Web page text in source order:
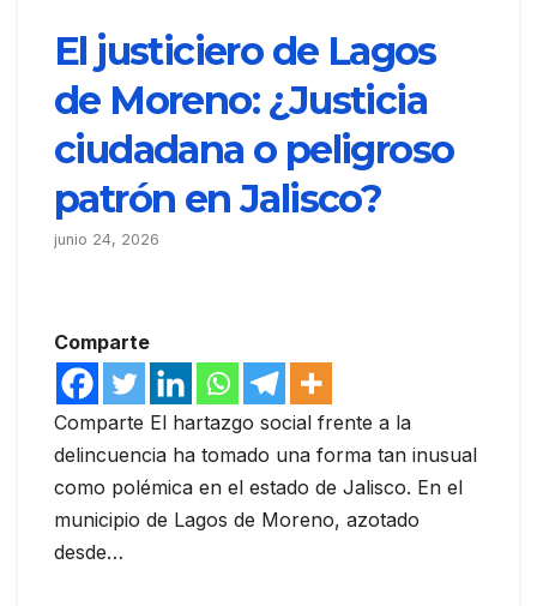
El justiciero de Lagos
de Moreno: ¿Justicia
ciudadana o peligroso
patrón en Jalisco?
junio 24, 2026
Comparte
Comparte El hartazgo social frente a la
delincuencia ha tomado una forma tan inusual
como polémica en el estado de Jalisco. En el
municipio de Lagos de Moreno, azotado
desde…